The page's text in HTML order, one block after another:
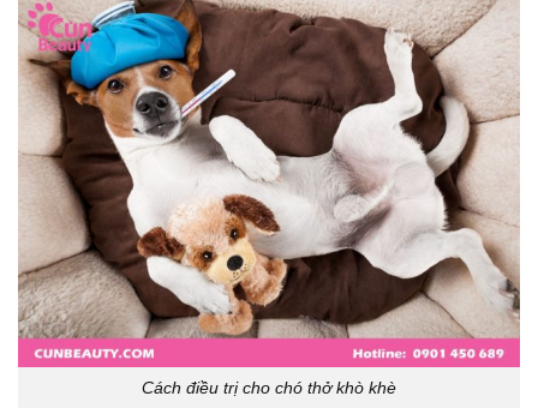
Cách điều trị cho chó thở khò khè